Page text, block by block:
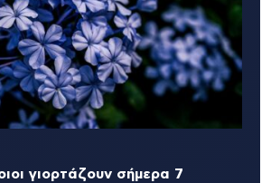
γιορτάζουν σήμερα 7